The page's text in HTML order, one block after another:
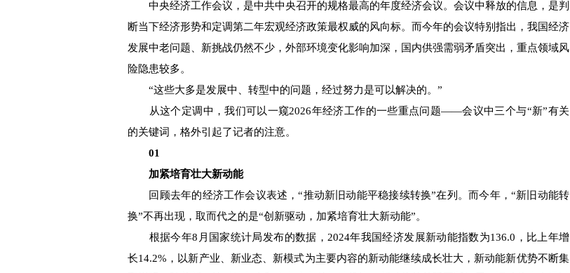
中央经济工作会议，是中共中央召开的规格最高的年度经济会议。会议中释放的信息，是判
断当下经济形势和定调第二年宏观经济政策最权威的风向标。而今年的会议特别指出，我国经济
发展中老问题、新挑战仍然不少，外部环境变化影响加深，国内供强需弱矛盾突出，重点领域风
险隐患较多。
“这些大多是发展中、转型中的问题，经过努力是可以解决的。”
从这个定调中，我们可以一窥2026年经济工作的一些重点问题——会议中三个与“新”有关
的关键词，格外引起了记者的注意。
01
加紧培育壮大新动能
回顾去年的经济工作会议表述，“推动新旧动能平稳接续转换”在列。而今年，“新旧动能转
换”不再出现，取而代之的是“创新驱动，加紧培育壮大新动能”。
根据今年8月国家统计局发布的数据，2024年我国经济发展新动能指数为136.0，比上年增
长14.2%，以新产业、新业态、新模式为主要内容的新动能继续成长壮大，新动能新优势不断集